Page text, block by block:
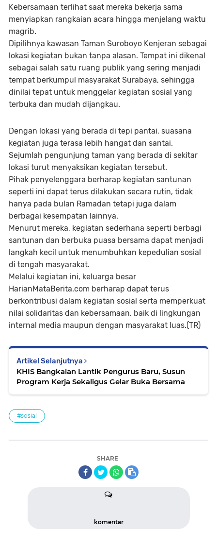
Kebersamaan terlihat saat mereka bekerja sama
menyiapkan rangkaian acara hingga menjelang waktu
magrib.
Dipilihnya kawasan Taman Suroboyo Kenjeran sebagai
lokasi kegiatan bukan tanpa alasan. Tempat ini dikenal
sebagai salah satu ruang publik yang sering menjadi
tempat berkumpul masyarakat Surabaya, sehingga
dinilai tepat untuk menggelar kegiatan sosial yang
terbuka dan mudah dijangkau.
Dengan lokasi yang berada di tepi pantai, suasana
kegiatan juga terasa lebih hangat dan santai.
Sejumlah pengunjung taman yang berada di sekitar
lokasi turut menyaksikan kegiatan tersebut.
Pihak penyelenggara berharap kegiatan santunan
seperti ini dapat terus dilakukan secara rutin, tidak
hanya pada bulan Ramadan tetapi juga dalam
berbagai kesempatan lainnya.
Menurut mereka, kegiatan sederhana seperti berbagi
santunan dan berbuka puasa bersama dapat menjadi
langkah kecil untuk menumbuhkan kepedulian sosial
di tengah masyarakat.
Melalui kegiatan ini, keluarga besar
HarianMataBerita.com berharap dapat terus
berkontribusi dalam kegiatan sosial serta memperkuat
nilai solidaritas dan kebersamaan, baik di lingkungan
internal media maupun dengan masyarakat luas.(TR)
Artikel Selanjutnya
KHIS Bangkalan Lantik Pengurus Baru, Susun
Program Kerja Sekaligus Gelar Buka Bersama
#sosial
SHARE
komentar